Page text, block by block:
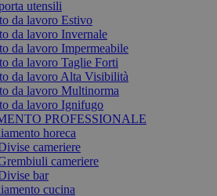
utensili
da lavoro Estivo
da lavoro Invernale
da lavoro Impermeabile
da lavoro Taglie Forti
da lavoro Alta Visibilità
da lavoro Multinorma
da lavoro Ignifugo
PROFESSIONALE
horeca
cameriere
cameriere
bar
cucina